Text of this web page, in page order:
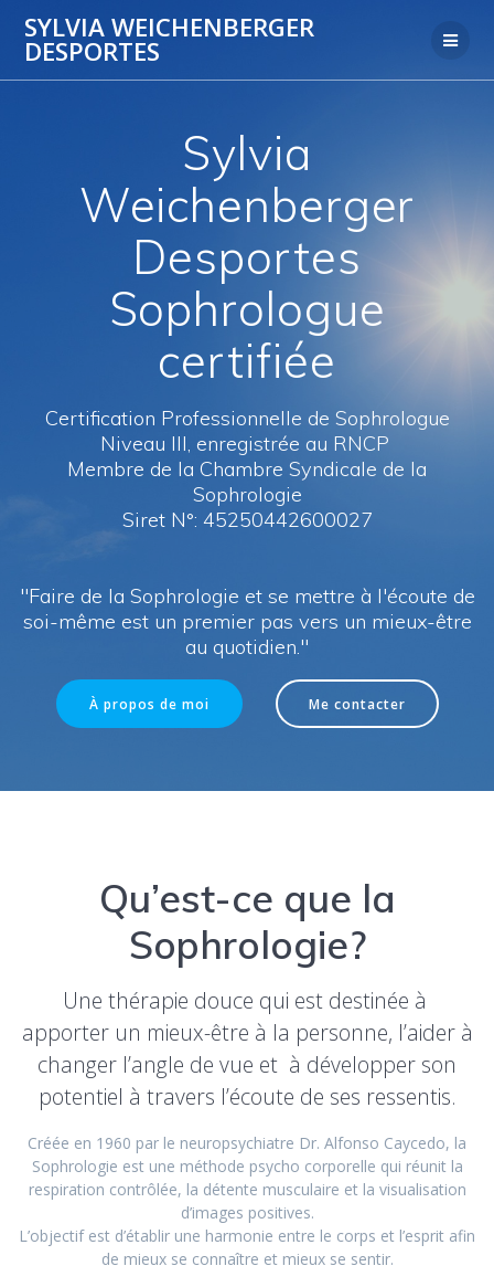
to
SYLVIA WEICHENBERGER
DESPORTES
Sylvia
Weichenberger
Desportes
Sophrologue
certifiée
Certification Professionnelle de Sophrologue
Niveau III, enregistrée au RNCP
Membre de la Chambre Syndicale de la
Sophrologie
Siret N°: 45250442600027
"Faire de la Sophrologie et se mettre à l'écoute de
soi-même est un premier pas vers un mieux-être
au quotidien."
À propos de moi Me contacter
Qu’est-ce que la
Sophrologie?
Une thérapie douce qui est destinée à
apporter un mieux-être à la personne, l’aider à
changer l’angle de vue et à développer son
potentiel à travers l’écoute de ses ressentis.
Créée en 1960 par le neuropsychiatre Dr. Alfonso Caycedo, la
Sophrologie est une méthode psycho corporelle qui réunit la
respiration contrôlée, la détente musculaire et la visualisation
d’images positives.
L’objectif est d’établir une harmonie entre le corps et l’esprit afin
de mieux se connaître et mieux se sentir.